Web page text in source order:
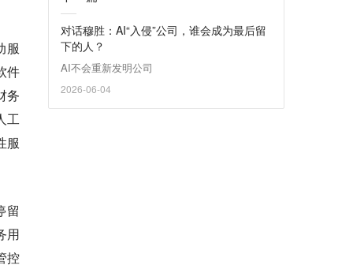
服
件
务
工
服
留
用
控
对话穆胜：AI“入侵”公司，谁会成为最后留
下的人？
AI不会重新发明公司
2026-06-04